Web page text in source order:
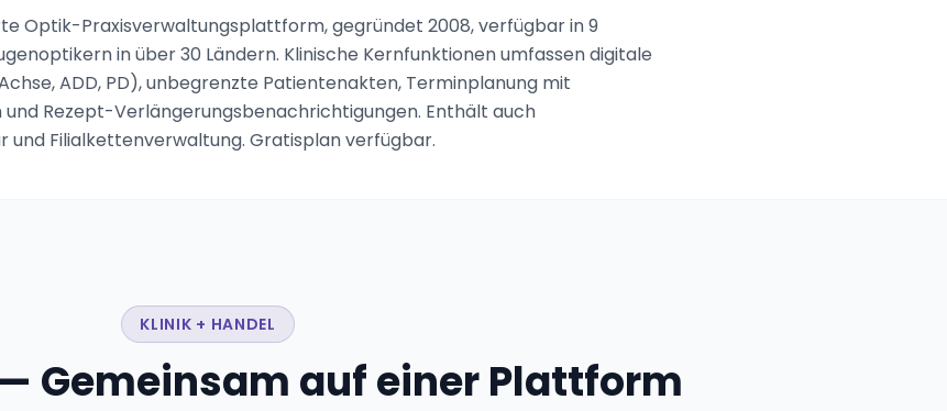
Optik-Praxisverwaltungsplattform, gegründet 2008, verfügbar in 9
in über 30 Ländern. Klinische Kernfunktionen umfassen digitale
ADD, PD), unbegrenzte Patientenakten, Terminplanung mit
Rezept-Verlängerungsbenachrichtigungen. Enthält auch
und Filialkettenverwaltung. Gratisplan verfügbar.
KLINIK + HANDEL
— Gemeinsam auf einer Plattform